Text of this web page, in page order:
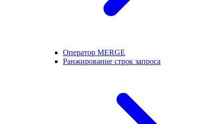
Оператор MERGE
Ранжирование строк запроса